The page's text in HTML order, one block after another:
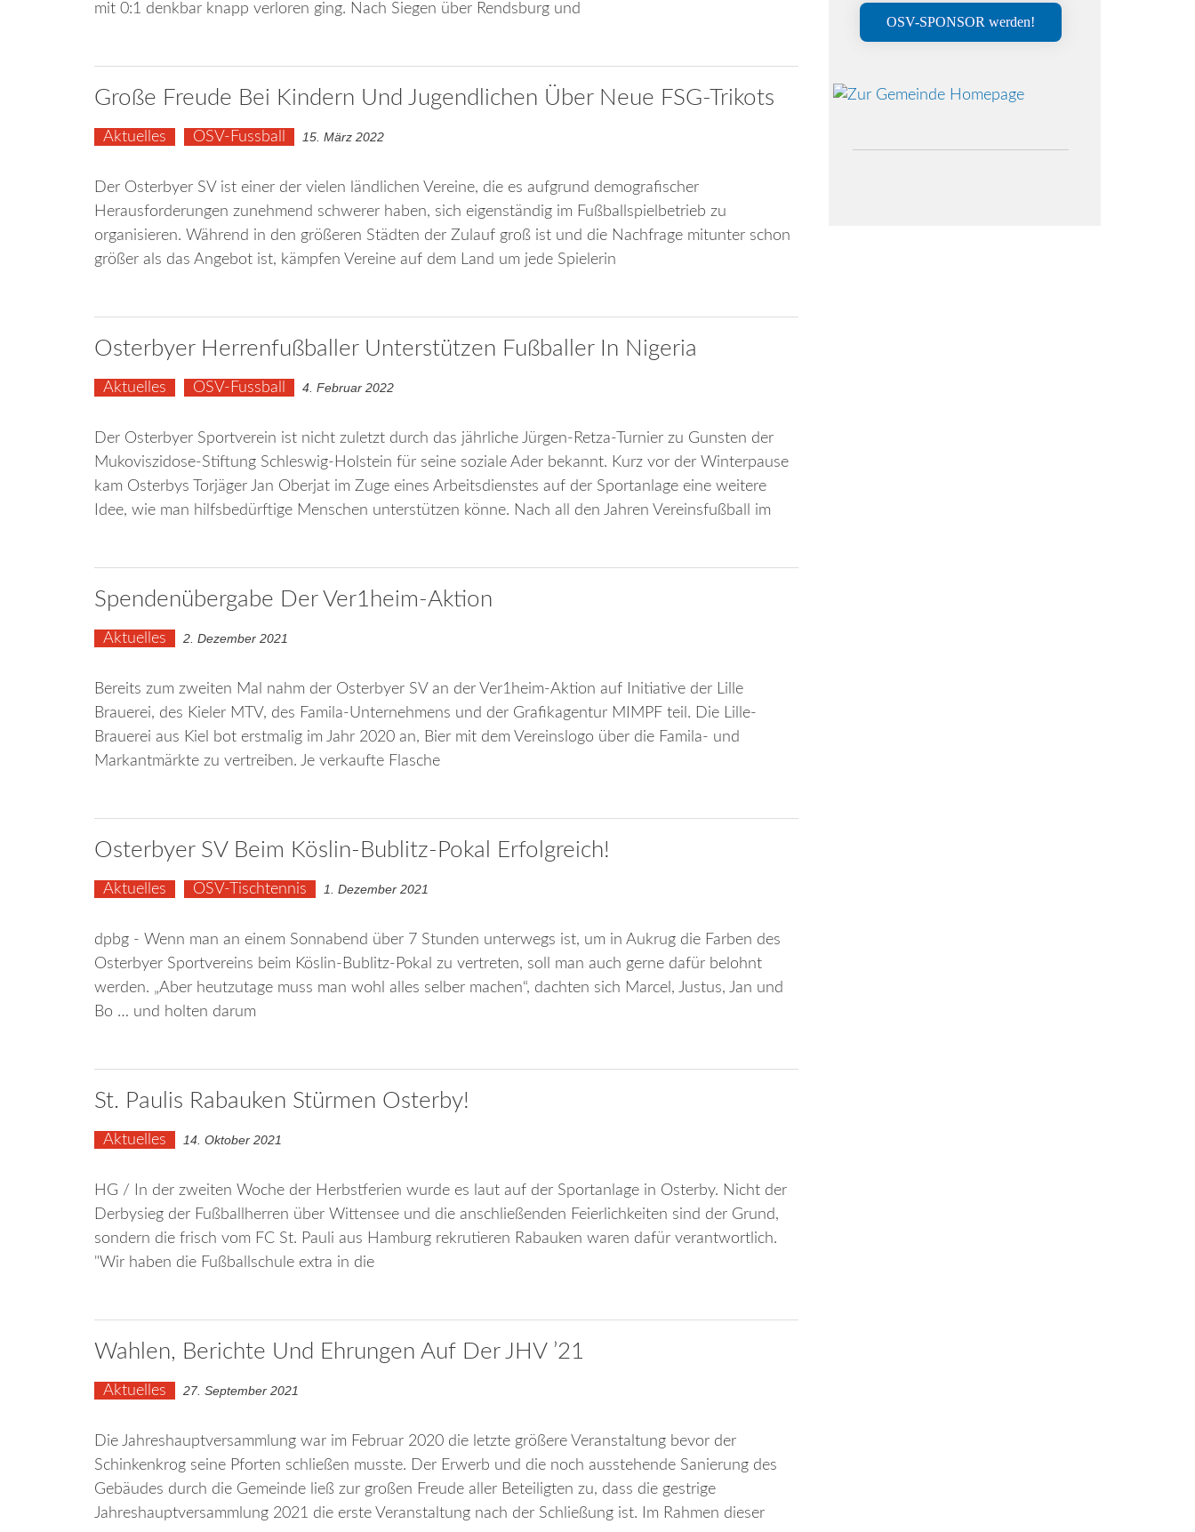
mit 0:1 denkbar knapp verloren ging. Nach Siegen über Rendsburg und
Große Freude Bei Kindern Und Jugendlichen Über Neue FSG-Trikots
Aktuelles OSV-Fussball 15. März 2022
Der Osterbyer SV ist einer der vielen ländlichen Vereine, die es aufgrund demografischer
Herausforderungen zunehmend schwerer haben, sich eigenständig im Fußballspielbetrieb zu
organisieren. Während in den größeren Städten der Zulauf groß ist und die Nachfrage mitunter schon
größer als das Angebot ist, kämpfen Vereine auf dem Land um jede Spielerin
Osterbyer Herrenfußballer Unterstützen Fußballer In Nigeria
Aktuelles OSV-Fussball 4. Februar 2022
Der Osterbyer Sportverein ist nicht zuletzt durch das jährliche Jürgen-Retza-Turnier zu Gunsten der
Mukoviszidose-Stiftung Schleswig-Holstein für seine soziale Ader bekannt. Kurz vor der Winterpause
kam Osterbys Torjäger Jan Oberjat im Zuge eines Arbeitsdienstes auf der Sportanlage eine weitere
Idee, wie man hilfsbedürftige Menschen unterstützen könne. Nach all den Jahren Vereinsfußball im
Spendenübergabe Der Ver1heim-Aktion
Aktuelles 2. Dezember 2021
Bereits zum zweiten Mal nahm der Osterbyer SV an der Ver1heim-Aktion auf Initiative der Lille
Brauerei, des Kieler MTV, des Famila-Unternehmens und der Grafikagentur MIMPF teil. Die Lille-
Brauerei aus Kiel bot erstmalig im Jahr 2020 an, Bier mit dem Vereinslogo über die Famila- und
Markantmärkte zu vertreiben. Je verkaufte Flasche
Osterbyer SV Beim Köslin-Bublitz-Pokal Erfolgreich!
Aktuelles OSV-Tischtennis 1. Dezember 2021
dpbg - Wenn man an einem Sonnabend über 7 Stunden unterwegs ist, um in Aukrug die Farben des
Osterbyer Sportvereins beim Köslin-Bublitz-Pokal zu vertreten, soll man auch gerne dafür belohnt
werden. „Aber heutzutage muss man wohl alles selber machen“, dachten sich Marcel, Justus, Jan und
Bo … und holten darum
St. Paulis Rabauken Stürmen Osterby!
Aktuelles 14. Oktober 2021
HG / In der zweiten Woche der Herbstferien wurde es laut auf der Sportanlage in Osterby. Nicht der
Derbysieg der Fußballherren über Wittensee und die anschließenden Feierlichkeiten sind der Grund,
sondern die frisch vom FC St. Pauli aus Hamburg rekrutieren Rabauken waren dafür verantwortlich.
"Wir haben die Fußballschule extra in die
Wahlen, Berichte Und Ehrungen Auf Der JHV ’21
Aktuelles 27. September 2021
Die Jahreshauptversammlung war im Februar 2020 die letzte größere Veranstaltung bevor der
Schinkenkrog seine Pforten schließen musste. Der Erwerb und die noch ausstehende Sanierung des
Gebäudes durch die Gemeinde ließ zur großen Freude aller Beteiligten zu, dass die gestrige
Jahreshauptversammlung 2021 die erste Veranstaltung nach der Schließung ist. Im Rahmen dieser
OSV-SPONSOR werden!